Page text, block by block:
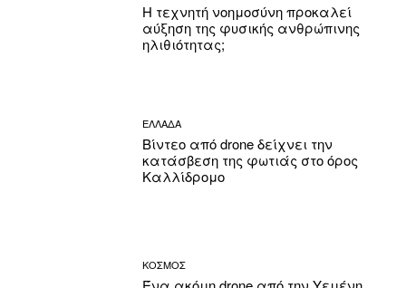
Η τεχνητή νοημοσύνη προκαλεί
αύξηση της φυσικής ανθρώπινης
ηλιθιότητας;
ΕΛΛΑΔΑ
Βίντεο από drone δείχνει την
κατάσβεση της φωτιάς στο όρος
Καλλίδρομο
ΚΟΣΜΟΣ